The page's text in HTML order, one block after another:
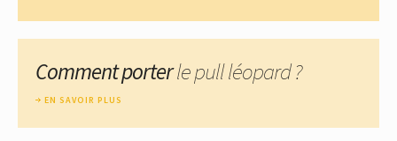
Comment porterle pull léopard ?
EN SAVOIR PLUS